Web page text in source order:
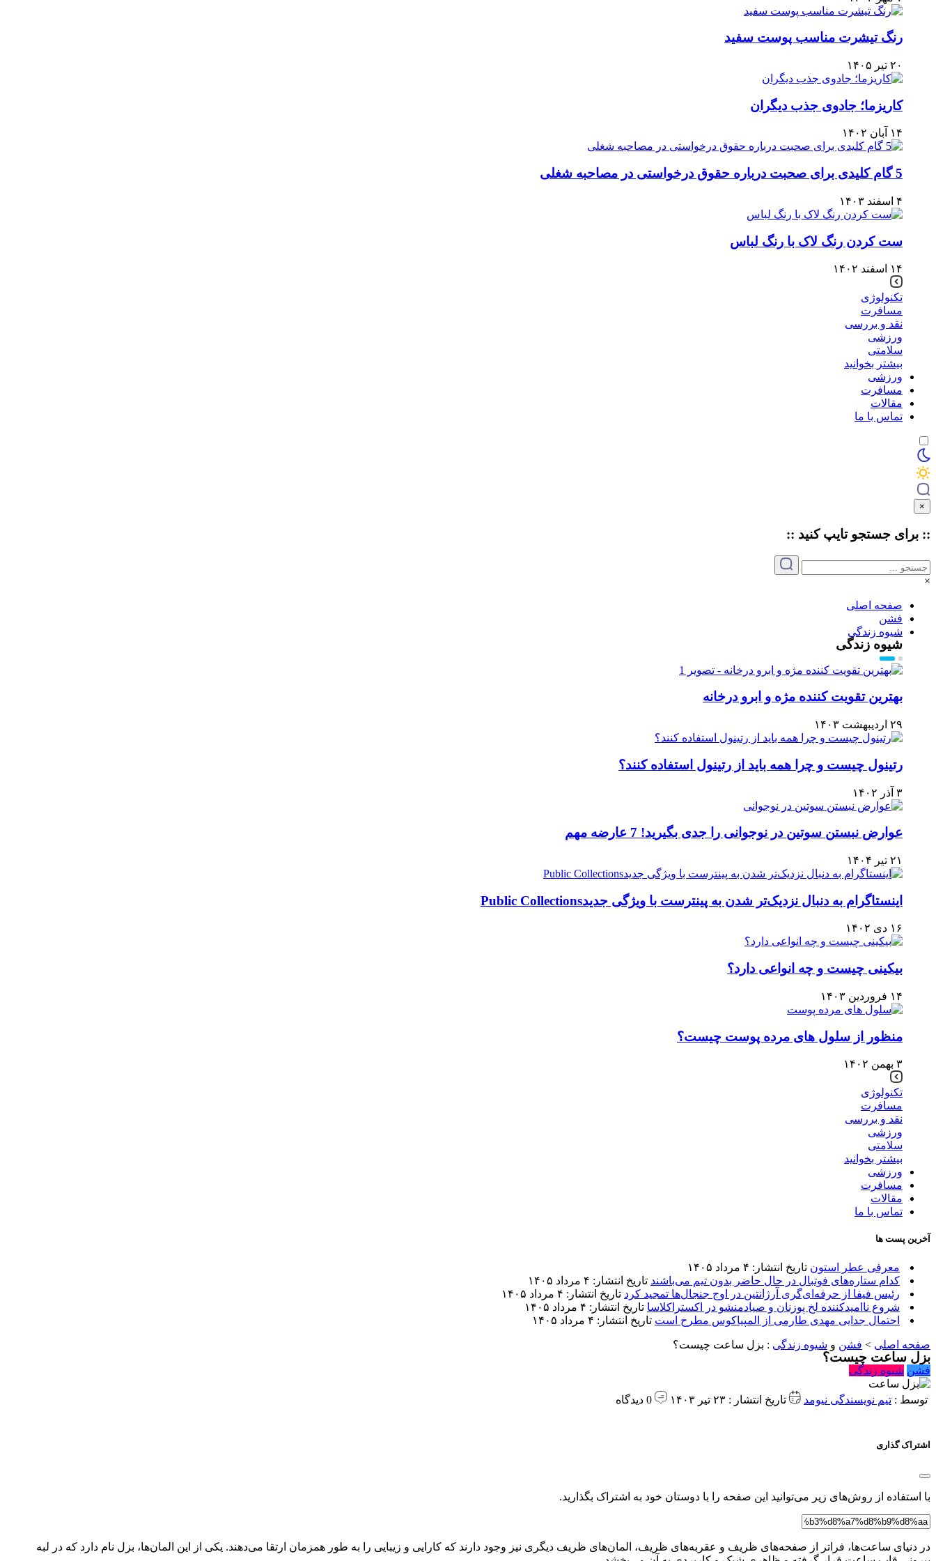
رنگ تیشرت مناسب پوست سفید
۲۰ تیر ۱۴۰۵
کاریزما؛ جادوی جذب دیگران
۱۴ آبان ۱۴۰۲
5 گام کلیدی برای صحبت درباره حقوق درخواستی در مصاحبه شغلی
۴ اسفند ۱۴۰۳
ست کردن رنگ لاک با رنگ لباس
۱۴ اسفند ۱۴۰۲
تکنولوژی
مسافرت
نقد و بررسی
ورزشی
سلامتی
بیشتر بخوانید
ورزشی
مسافرت
مقالات
تماس با ما
×
:: برای جستجو تایپکنید ::
×
صفحه اصلی
فشن
شیوه زندگی
شیوه زندگی
بهترین تقویت کننده مژه و ابرو درخانه
۲۹ اردیبهشت ۱۴۰۳
رتینول چیست و چرا همه باید از رتینول استفاده کنند؟
۳ آذر ۱۴۰۲
عوارض نبستن سوتین در نوجوانی را جدی بگیرید! 7 عارضه مهم
۲۱ تیر ۱۴۰۴
اینستاگرام به دنبال نزدیک‌تر شدن به پینترست با ویژگی جدیدPublic Collections
۱۶ دی ۱۴۰۲
بیکینی چیست و چه انواعی دارد؟
۱۴ فروردین ۱۴۰۳
منظور از سلول های مرده پوست چیست؟
۳ بهمن ۱۴۰۲
تکنولوژی
مسافرت
نقد و بررسی
ورزشی
سلامتی
بیشتر بخوانید
ورزشی
مسافرت
مقالات
تماس با ما
آخرین پست ها
معرفی عطر استون تاریخ انتشار: ۴ مرداد ۱۴۰۵
کدام ستاره‌های فوتبال در حال حاضر بدون تیم می‌باشند تاریخ انتشار: ۴ مرداد ۱۴۰۵
رئیس فیفا از حرفه‌ای‌گری آرژانتین در اوج جنجال‌ها تمجید کرد تاریخ انتشار: ۴ مرداد ۱۴۰۵
شروع ناامیدکننده لخ پوزنان و صیادمنشو در اکستراکلاسا تاریخ انتشار: ۴ مرداد ۱۴۰۵
احتمال جدایی مهدی طارمی از المپیاکوس مطرح است تاریخ انتشار: ۴ مرداد ۱۴۰۵
صفحه اصلی > فشن و شیوه زندگی : بزل ساعت چیست؟
بزل ساعت چیست؟
فشن شیوه زندگی
توسط : تیم نویسندگی نیومد تاریخ انتشار : ۲۳ تیر ۱۴۰۳
اشتراک گذاری
با استفاده از روش‌های زیر می‌توانید این صفحه را با دوستان خود به اشتراک بگذارید.
در دنیای ساعت‌ها، فراتر از صفحه‌های ظریف و عقربه‌های ظریف، المان‌های ظریف دیگری نیز وجود دارند که کارایی و زیبایی را به طور همزمان ارتقا می‌دهند. یکی از این المان‌ها، بزل نام دارد که در لبه